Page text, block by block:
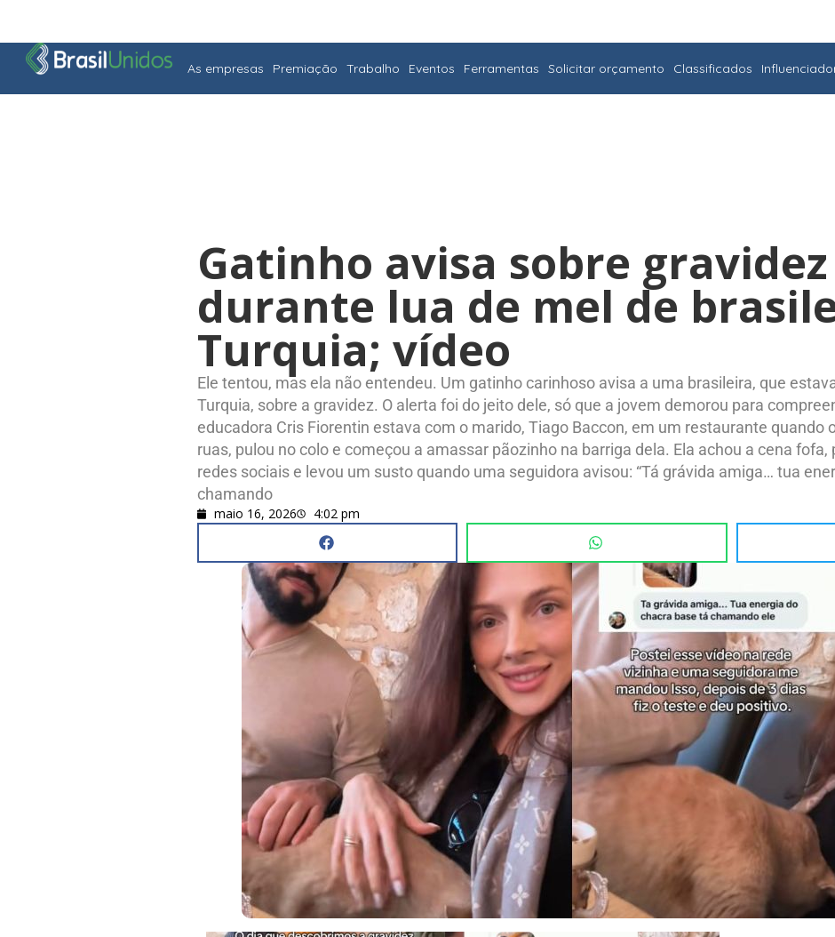
As empresas Premiação Trabalho Eventos Ferramentas Solicitar orçamento Classificados
Gatinho avisa sobre gravidez
durante lua de mel de
Turquia; vídeo
Ele tentou, mas ela não entendeu. Um gatinho carinhoso avisa a uma brasileira, que
Turquia, sobre a gravidez. O alerta foi do jeito dele, só que a jovem demorou para
educadora Cris Fiorentin estava com o marido, Tiago Baccon, em um restaurante quando
ruas, pulou no colo e começou a amassar pãozinho na barriga dela. Ela achou a cena fofa,
redes sociais e levou um susto quando uma seguidora avisou: “Tá grávida amiga… tua
chamando
maio 16, 2026 4:02 pm